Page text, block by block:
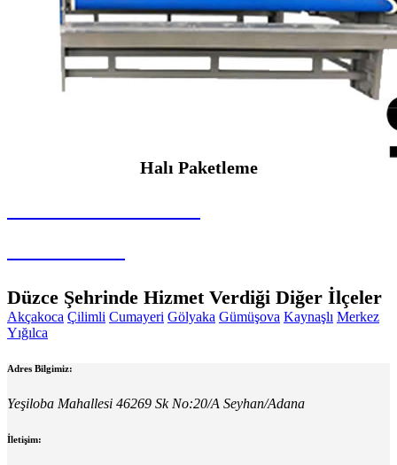
Halı Paketleme
Düzce Şehrinde Hizmet Verdiği Diğer İlçeler
Akçakoca Çilimli Cumayeri Gölyaka Gümüşova Kaynaşlı Merkez
Yığılca
Adres Bilgimiz:
Yeşiloba Mahallesi 46269 Sk No:20/A Seyhan/Adana
İletişim: